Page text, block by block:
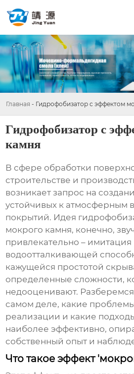
Главная - Гидрофобизатор с эффектом
Гидрофобизатор с
камня
В сфере обработки
строительстве и
возникает запрос на
устойчивых к атмосферным
покрытий. Идея
мокрого камня, конечно,
привлекательно –
водоотталкивающей
кажущейся простотой
определенные сложности,
недооценивают.
самом деле, какие
реализации и какие
наиболее эффективно,
собственный опыт и
Что такое эффект